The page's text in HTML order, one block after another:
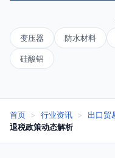
变压器
防水材料
硅酸铝
首页 > 行业资讯 > 出口贸
退税政策动态解析